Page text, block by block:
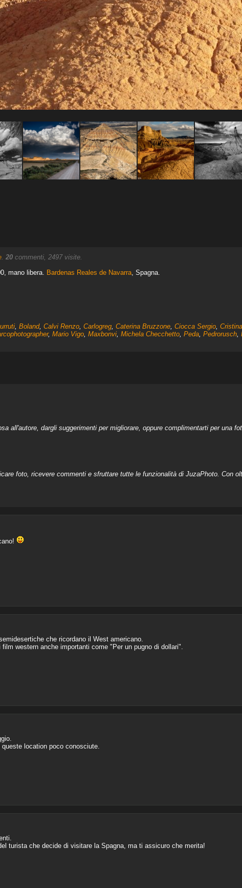
. 20commenti, 2497 visite.
mano libera. Bardenas Reales de Navarra, Spagna.
, Boland, Calvi Renzo, Carlogreg, Caterina Bruzzone, Ciocca Sergio,
, Mario Vigo, Maxbonvi, Michela Checchetto, Peda, Pedrorusch,
all'autore, dargli suggerimenti per migliorare, oppure complimentarti per una
foto, ricevere commenti e sfruttare tutte le funzionalità di JuzaPhoto. Con
che ricordano il West americano.
western anche importanti come "Per un pugno di dollari".
location poco conosciute.
turista che decide di visitare la Spagna, ma ti assicuro che merita!